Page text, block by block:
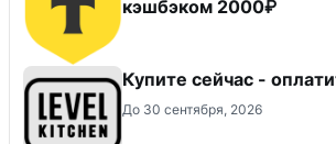
кэшбэком 2000₽
Купите сейчас -
До 30 сентября, 2026